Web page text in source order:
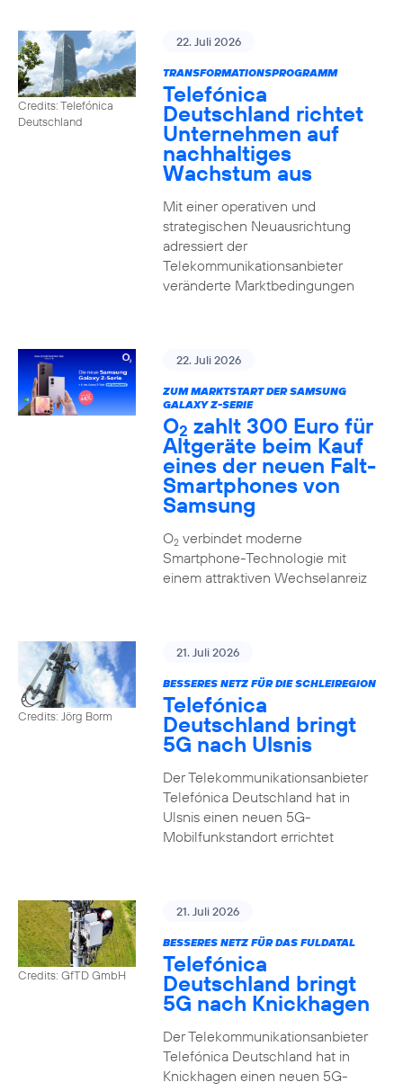
Credits: Telefónica
Deutschland
22. Juli 2026
TRANSFORMATIONSPROGRAMM
Telefónica
Deutschland richtet
Unternehmen auf
nachhaltiges
Wachstum aus
Mit einer operativen und
strategischen Neuausrichtung
adressiert der
Telekommunikationsanbieter
veränderte Marktbedingungen
22. Juli 2026
ZUM MARKTSTART DER SAMSUNG
GALAXY Z-SERIE
O2 zahlt 300 Euro für
Altgeräte beim Kauf
eines der neuen Falt-
Smartphones von
Samsung
O2verbindet moderne
Smartphone-Technologie mit
einem attraktiven Wechselanreiz
Credits: Jörg Borm
21. Juli 2026
BESSERES NETZ FÜR DIE SCHLEIREGION
Telefónica
Deutschland bringt
5G nach Ulsnis
Der Telekommunikationsanbieter
Telefónica Deutschland hat in
Ulsnis einen neuen 5G-
Mobilfunkstandort errichtet
Credits: GfTD GmbH
21. Juli 2026
BESSERES NETZ FÜR DAS FULDATAL
Telefónica
Deutschland bringt
5G nach Knickhagen
Der Telekommunikationsanbieter
Telefónica Deutschland hat in
Knickhagen einen neuen 5G-